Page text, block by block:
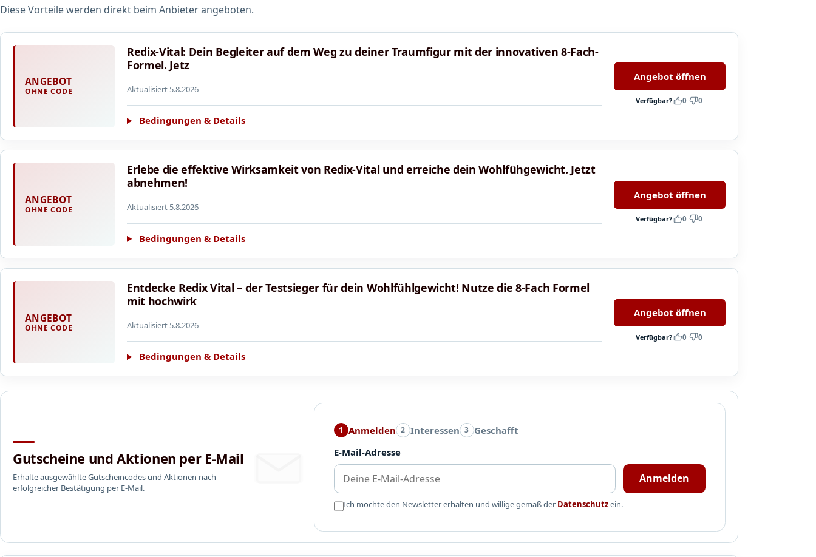
Diese Vorteile werden direkt beim Anbieter angeboten.
ANGEBOT
OHNE CODE
Redix-Vital: Dein Begleiter auf dem Weg zu deiner Traumfigur mit der innovativen 8-Fach-
Formel. Jetz
Aktualisiert 5.8.2026
Bedingungen & Details
Angebot öffnen
Verfügbar? 0 0
ANGEBOT
OHNE CODE
Erlebe die effektive Wirksamkeit von Redix-Vital und erreiche dein Wohlfühgewicht. Jetzt
abnehmen!
Aktualisiert 5.8.2026
Bedingungen & Details
Angebot öffnen
Verfügbar? 0 0
ANGEBOT
OHNE CODE
Entdecke Redix Vital – der Testsieger für dein Wohlfühlgewicht! Nutze die 8-Fach Formel
mit hochwirk
Aktualisiert 5.8.2026
Bedingungen & Details
Angebot öffnen
Verfügbar? 0 0
Gutscheine und Aktionen per E-Mail
Erhalte ausgewählte Gutscheincodes und Aktionen nach
erfolgreicher Bestätigung per E-Mail.
1 Anmelden 2 Interessen 3 Geschafft
E-Mail-Adresse
Anmelden
Ich möchte den Newsletter erhalten und willige gemäß der Datenschutzein.